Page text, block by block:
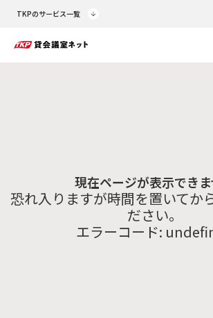
TKPのサービス一覧
現在ページが表示でき
恐れ入りますが時間を置いてか
ださい。
エラーコード: